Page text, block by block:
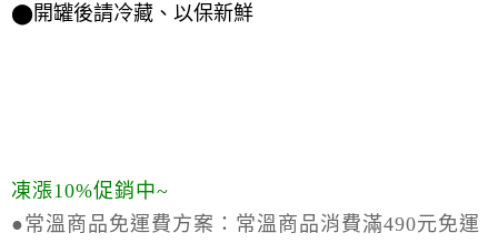
⬤開罐後請冷藏、以保新鮮
凍漲10%促銷中~
●常溫商品免運費方案： 常溫商品消費滿490元免運